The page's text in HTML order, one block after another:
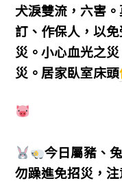
犬淚雙流，六害
訂、作保人，以
災。小心血光之
災。居家臥室床頭
今日屬豬、
勿躁進免招災，